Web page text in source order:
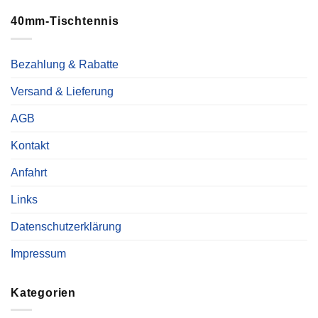
40mm-Tischtennis
Bezahlung & Rabatte
Versand & Lieferung
AGB
Kontakt
Anfahrt
Links
Datenschutzerklärung
Impressum
Kategorien